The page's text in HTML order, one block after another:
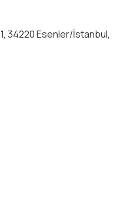
34220 Esenler/İstanbul,